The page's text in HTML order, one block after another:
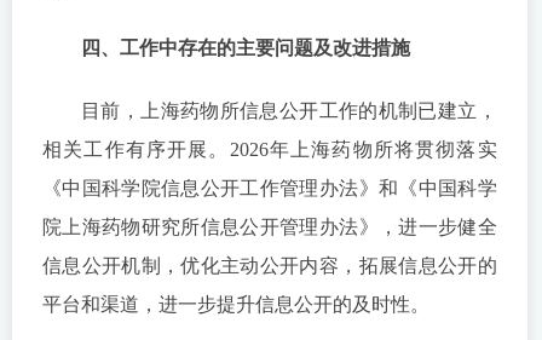
四、工作中存在的主要问题及改进措施
目前，上海药物所信息公开工作的机制已建立，
相关工作有序开展。2026年上海药物所将贯彻落实
《中国科学院信息公开工作管理办法》和《中国科学
院上海药物研究所信息公开管理办法》，进一步健全
信息公开机制，优化主动公开内容，拓展信息公开的
平台和渠道，进一步提升信息公开的及时性。